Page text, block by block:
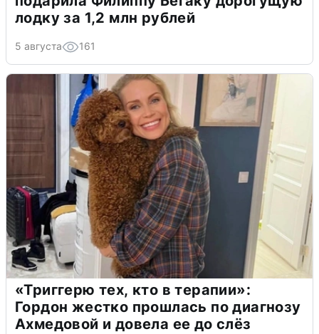
лодку за 1,2 млн рублей
5 августа 161
«Триггерю тех, кто в терапии»:
Гордон жестко прошлась по диагнозу
Ахмедовой и довела ее до слёз